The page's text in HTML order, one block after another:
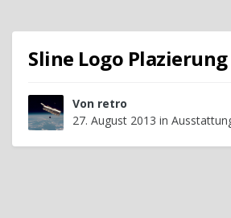
Sline Logo Plazierung
Von retro
27. August 2013 in